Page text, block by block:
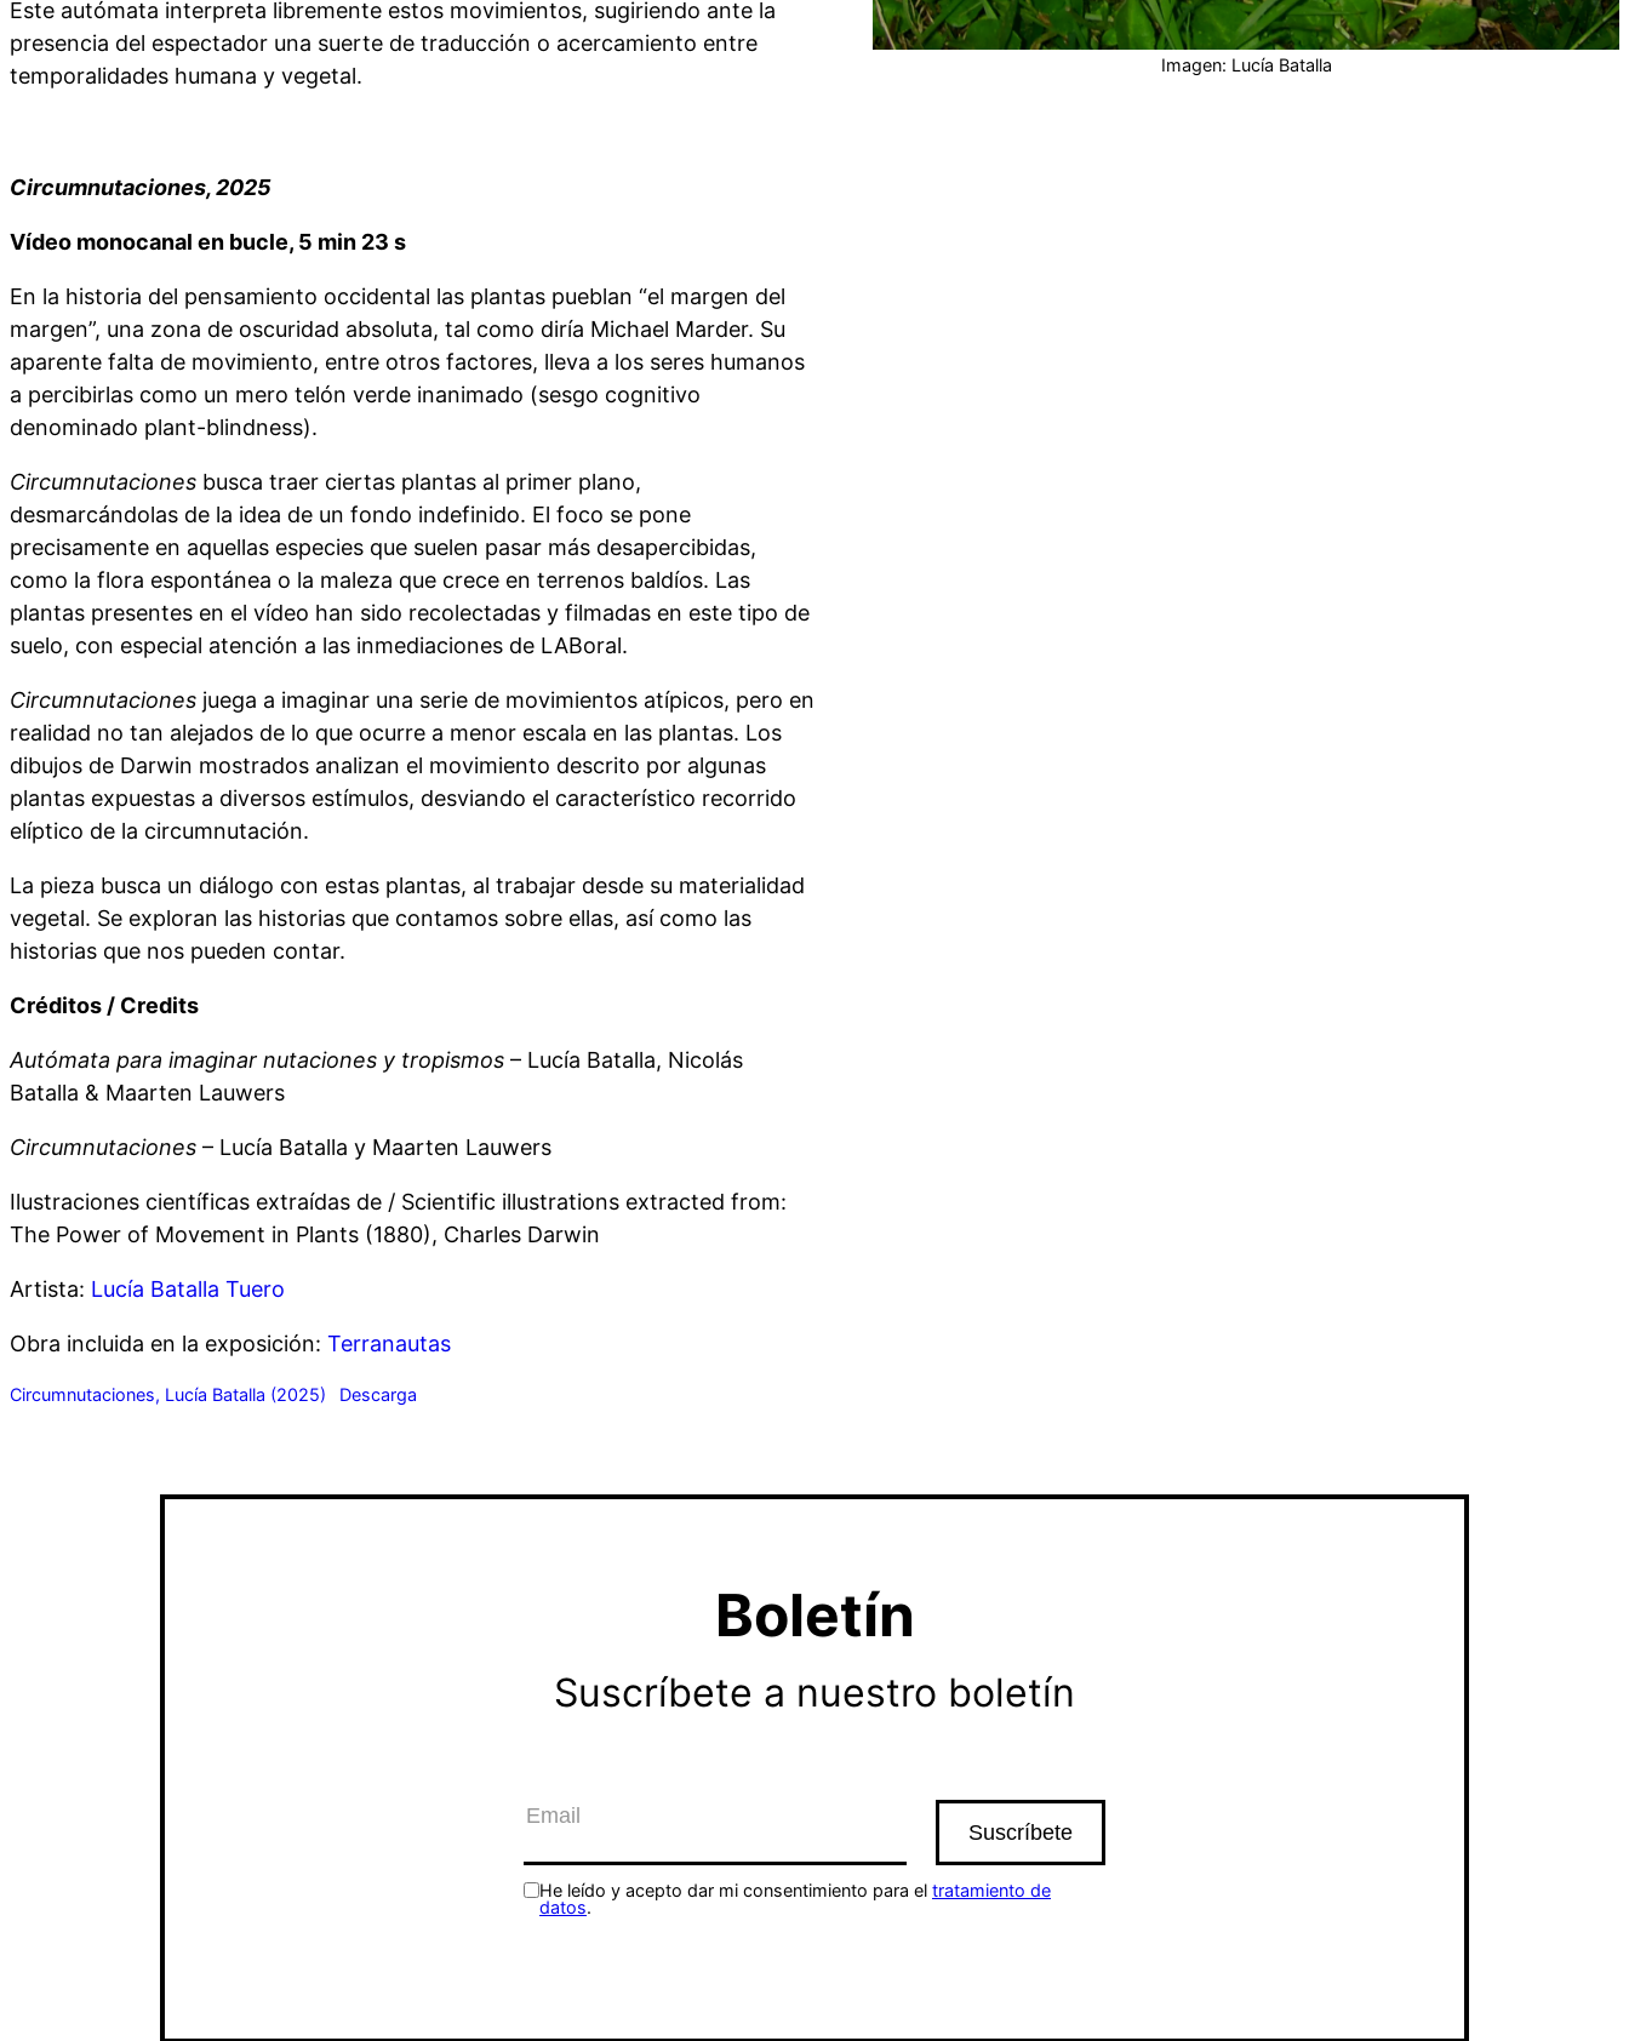
Este autómata interpreta libremente estos movimientos, sugiriendo ante la
presencia del espectador una suerte de traducción o acercamiento entre
temporalidades humana y vegetal.
Circumnutaciones, 2025
Vídeo monocanal en bucle, 5 min 23 s
En la historia del pensamiento occidental las plantas pueblan “el margen del
margen”, una zona de oscuridad absoluta, tal como diría Michael Marder. Su
aparente falta de movimiento, entre otros factores, lleva a los seres humanos
a percibirlas como un mero telón verde inanimado (sesgo cognitivo
denominado plant-blindness).
Circumnutaciones busca traer ciertas plantas al primer plano,
desmarcándolas de la idea de un fondo indefinido. El foco se pone
precisamente en aquellas especies que suelen pasar más desapercibidas,
como la flora espontánea o la maleza que crece en terrenos baldíos. Las
plantas presentes en el vídeo han sido recolectadas y filmadas en este tipo de
suelo, con especial atención a las inmediaciones de LABoral.
Circumnutaciones juega a imaginar una serie de movimientos atípicos, pero en
realidad no tan alejados de lo que ocurre a menor escala en las plantas. Los
dibujos de Darwin mostrados analizan el movimiento descrito por algunas
plantas expuestas a diversos estímulos, desviando el característico recorrido
elíptico de la circumnutación.
La pieza busca un diálogo con estas plantas, al trabajar desde su materialidad
vegetal. Se exploran las historias que contamos sobre ellas, así como las
historias que nos pueden contar.
Créditos / Credits
Autómata para imaginar nutaciones y tropismos – Lucía Batalla, Nicolás
Batalla & Maarten Lauwers
Circumnutaciones – Lucía Batalla y Maarten Lauwers
Ilustraciones científicas extraídas de / Scientific illustrations extracted from:
The Power of Movement in Plants (1880), Charles Darwin
Artista: Lucía Batalla Tuero
Obra incluida en la exposición: Terranautas
Circumnutaciones, Lucía Batalla (2025) Descarga
Imagen: Lucía Batalla
Boletín
Suscríbete a nuestro boletín
He leído y acepto dar mi consentimiento para el tratamiento de
datos.